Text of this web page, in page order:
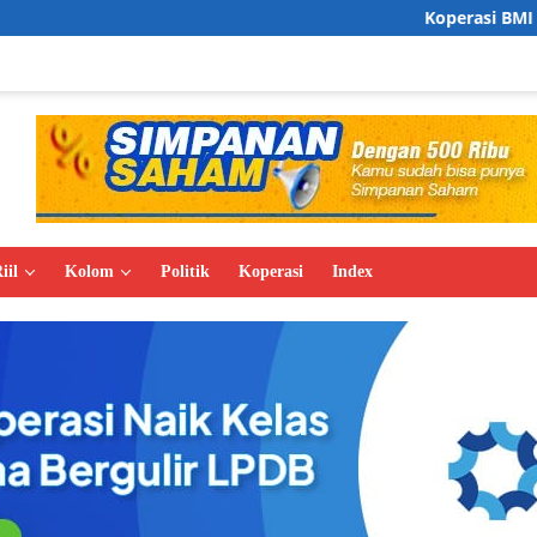
Koperasi BMI Group Tancap
Kolom Politik Koperasi Index